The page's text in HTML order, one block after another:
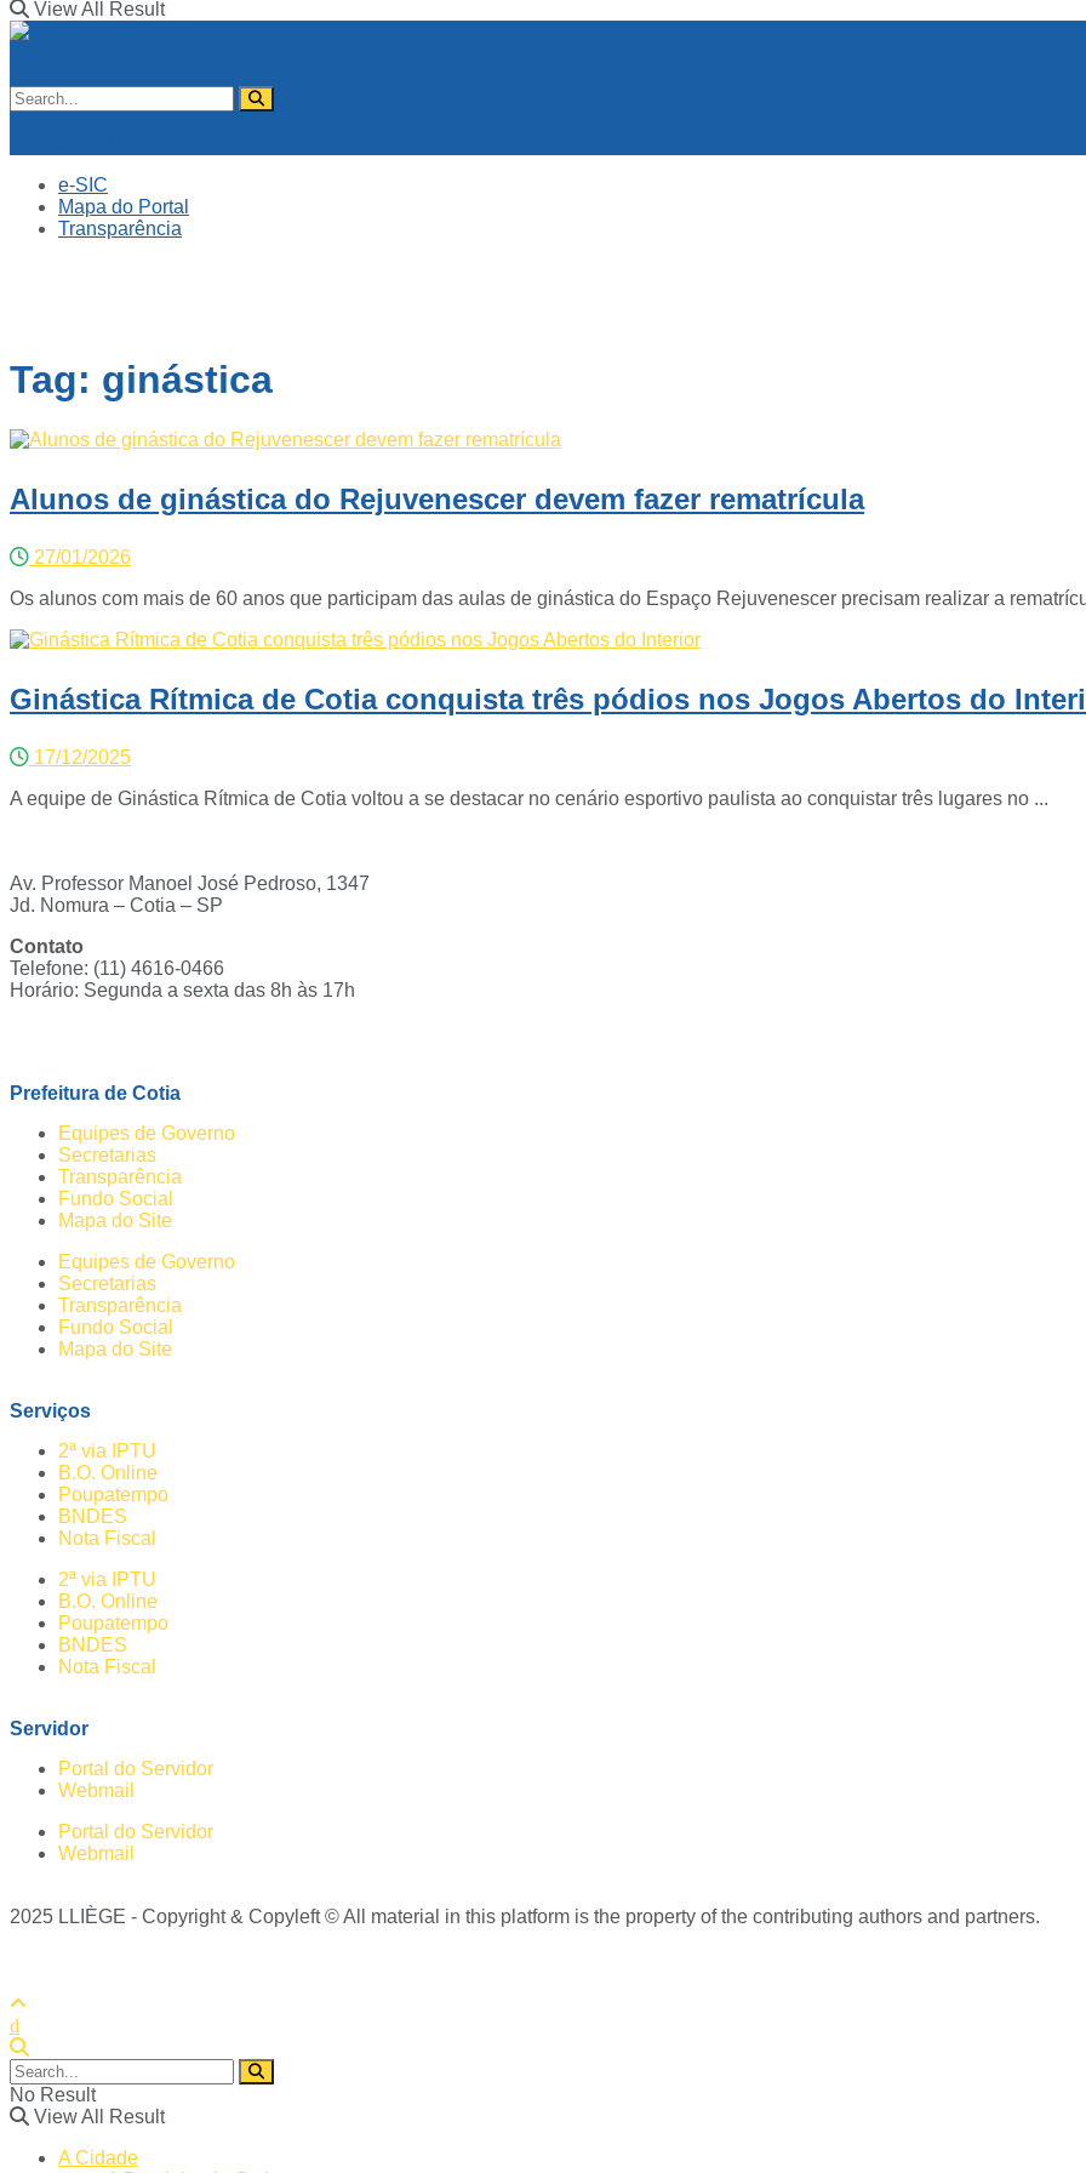
View All Result
e-SIC
Mapa do Portal
Transparência
Tag: ginástica
Alunos de ginástica do Rejuvenescer devem fazer rematrícula
27/01/2026
Os alunos com mais de 60 anos que participam das aulas de ginástica do Espaço Rejuvenescer precisam realizar a
Ginástica Rítmica de Cotia conquista três pódios nos Jogos Abertos do
17/12/2025
A equipe de Ginástica Rítmica de Cotia voltou a se destacar no cenário esportivo paulista ao conquistar três lugares no ...
Av. Professor Manoel José Pedroso, 1347
Jd. Nomura – Cotia – SP
Contato
Telefone: (11) 4616-0466
Horário: Segunda a sexta das 8h às 17h
Prefeitura de Cotia
Equipes de Governo
Secretarias
Transparência
Fundo Social
Mapa do Site
Equipes de Governo
Secretarias
Transparência
Fundo Social
Mapa do Site
Serviços
2ª via IPTU
B.O. Online
Poupatempo
BNDES
Nota Fiscal
2ª via IPTU
B.O. Online
Poupatempo
BNDES
Nota Fiscal
Servidor
Portal do Servidor
Webmail
Portal do Servidor
Webmail
2025 LLIÈGE - Copyright & Copyleft © All material in this platform is the property of the contributing authors and partners.
No Result
View All Result
A Cidade